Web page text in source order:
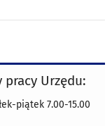
pracy Urzędu:
piątek 7.00-15.00